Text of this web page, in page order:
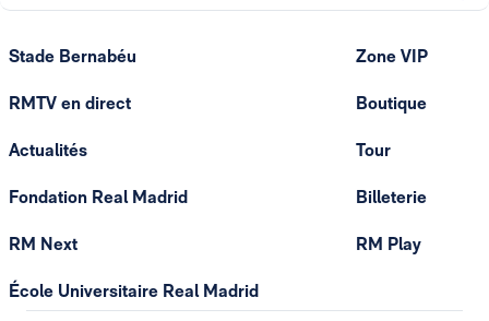
Stade Bernabéu
RMTV en direct
Actualités
Fondation Real Madrid
RM Next
École Universitaire Real Madrid
Zone VIP
Boutique
Tour
Billeterie
RM Play